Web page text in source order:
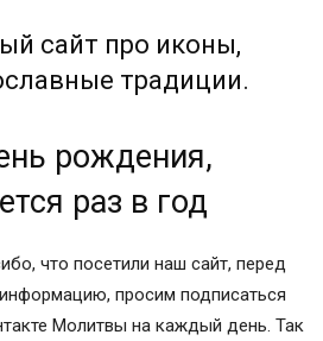
сайт про иконы,
традиции.
рождения,
раз в год
что посетили наш сайт, перед
просим подписаться
Молитвы на каждый день. Так